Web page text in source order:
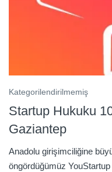
Kategorilendirilmemiş
Startup Hukuku
Gaziantep
Anadolu girişimciliğine
öngördüğümüz